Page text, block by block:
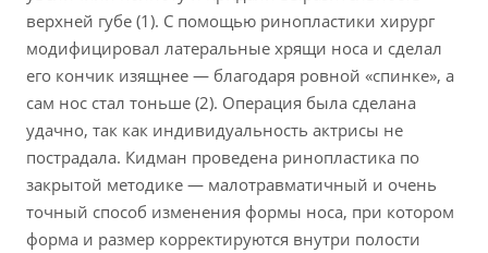
верхней губе (1). С помощью ринопластики хирург
модифицировал латеральные хрящи носа и сделал
его кончик изящнее — благодаря ровной «спинке», а
сам нос стал тоньше (2). Операция была сделана
удачно, так как индивидуальность актрисы не
пострадала. Кидман проведена ринопластика по
закрытой методике — малотравматичный и очень
точный способ изменения формы носа, при котором
форма и размер корректируются внутри полости